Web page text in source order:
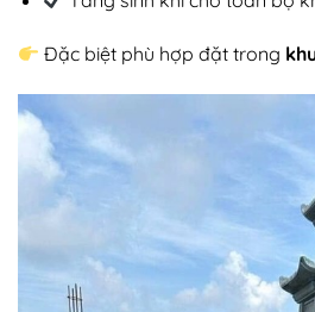
Đặc biệt phù hợp đặt trong